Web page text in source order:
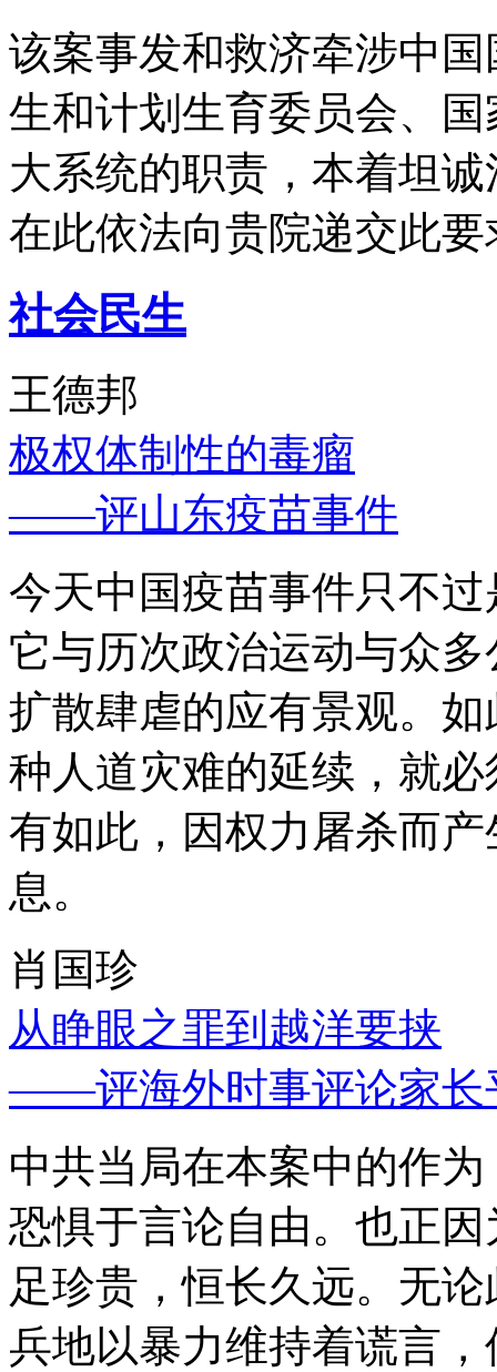
该案事发和救济牵涉中
生和计划生育委员会、
大系统的职责，本着坦
在此依法向贵院递交此要
社会民生
王德邦
极权体制性的毒瘤
——评山东疫苗事件
今天中国疫苗事件只不
它与历次政治运动与众
扩散肆虐的应有景观。
种人道灾难的延续，就
有如此，因权力屠杀而
息。
肖国珍
从睁眼之罪到越洋要挟
——评海外时事评论家长
中共当局在本案中的作
恐惧于言论自由。也正
足珍贵，恒长久远。无
兵地以暴力维持着谎言